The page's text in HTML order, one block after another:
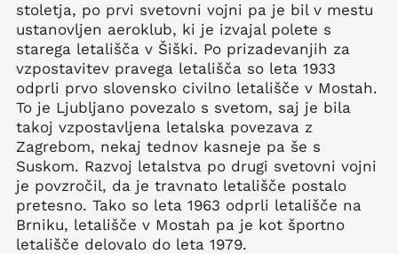
stoletja, po prvi svetovni vojni pa je bil v mestu
ustanovljen aeroklub, ki je izvajal polete s
starega letališča v Šiški. Po prizadevanjih za
vzpostavitev pravega letališča so leta 1933
odprli prvo slovensko civilno letališče v Mostah.
To je Ljubljano povezalo s svetom, saj je bila
takoj vzpostavljena letalska povezava z
Zagrebom, nekaj tednov kasneje pa še s
Suskom. Razvoj letalstva po drugi svetovni vojni
je povzročil, da je travnato letališče postalo
pretesno. Tako so leta 1963 odprli letališče na
Brniku, letališče v Mostah pa je kot športno
letališče delovalo do leta 1979.